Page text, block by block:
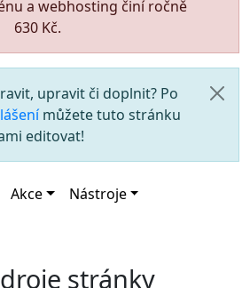
a webhosting činí ročně
630 Kč.
upravit či doplnit? Po
můžete tuto stránku
editovat!
Akce Nástroje
stránky